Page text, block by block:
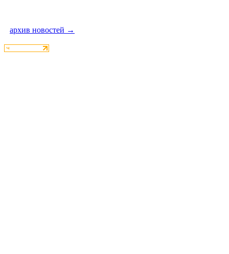
архив новостей →